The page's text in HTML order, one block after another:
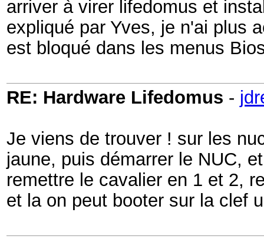
arriver à virer lifedomus et
expliqué par Yves, je n'ai plus
est bloqué dans les menus
RE: Hardware Lifedomus -
Je viens de trouver ! sur les
jaune, puis démarrer le NUC,
remettre le cavalier en 1 et 2,
et la on peut booter sur la clef